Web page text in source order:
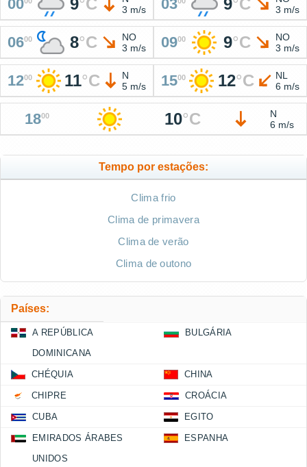
00
3 m/s
03
3 m/s
0600 8°C
NO
3 m/s
0900 9°C
NO
3 m/s
1200 11°C
N
5 m/s
1500 12°C
NL
6 m/s
1800 10°C
N
6 m/s
Tempo por estações:
Clima frio
Clima de primavera
Clima de verão
Clima de outono
Países:
A REPÚBLICA
DOMINICANA
BULGÁRIA
CHÉQUIA CHINA
CHIPRE CROÁCIA
CUBA EGITO
EMIRADOS ÁRABES
UNIDOS
ESPANHA